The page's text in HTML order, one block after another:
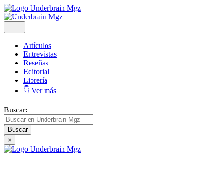
Artículos
Entrevistas
Reseñas
Editorial
Librería
👇 Ver más
Buscar:
×